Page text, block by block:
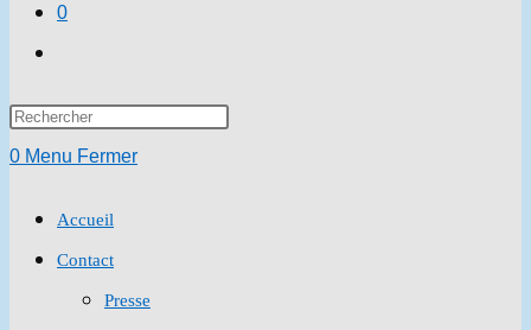
0
search
Press
0 Menu Fermer
Accueil
Contact
Presse